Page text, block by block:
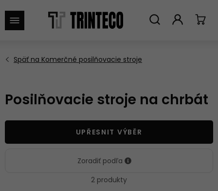
VYHĽADAŤ
Posilňovacie stroje na chrbát
UPŘESNIT VÝBĚR
Zoradiť podľa
2 produkty